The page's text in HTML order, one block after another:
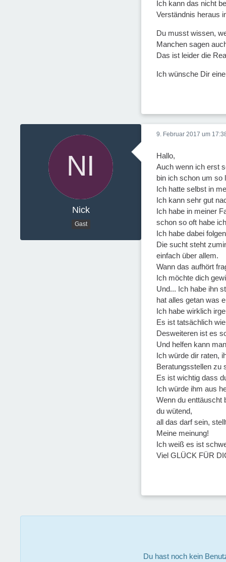
Ich kann das nicht
Verständnis heraus
Du musst wissen,
Manchen sagen
Das ist leider die
Ich wünsche Dir
Nick
Gast
9. Februar 2017 um
Hallo,
Auch wenn ich erst
bin ich schon um so
Ich hatte selbst in
Ich kann sehr gut
Ich habe in meiner
schon so oft habe
Ich habe dabei
Die sucht steht
einfach über allem.
Wann das aufhört
Ich möchte dich
Und... Ich habe ihn
hat alles getan was
Ich habe wirklich
Es ist tatsächlich
Desweiteren ist es
Und helfen kann
Ich würde dir raten,
Beratungsstellen zu
Es ist wichtig dass
Ich würde ihm aus
Wenn du enttäuscht
du wütend,
all das darf sein,
Meine meinung!
Ich weiß es ist
Viel GLÜCK FÜR
Du hast noch kein